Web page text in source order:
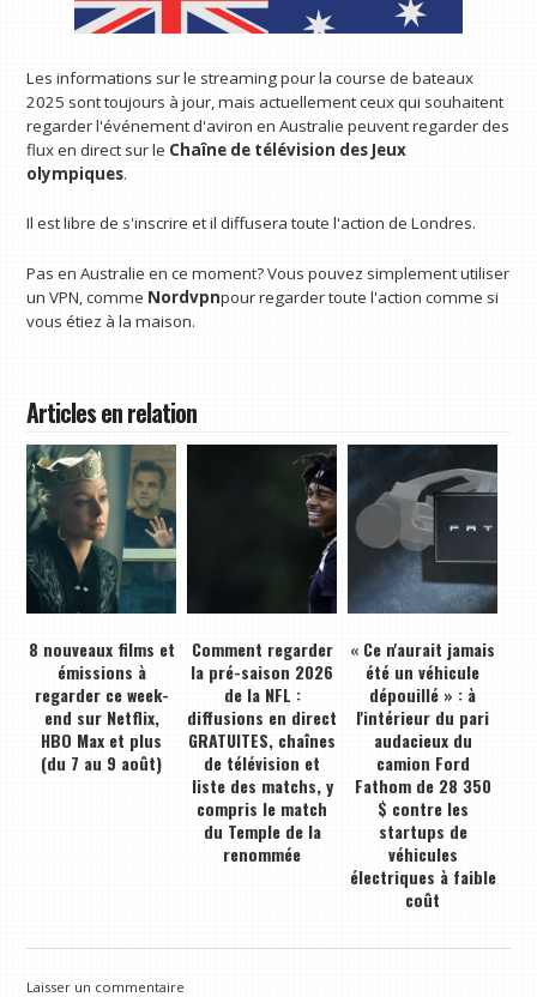
Les informations sur le streaming pour la course de bateaux
2025 sont toujours à jour, mais actuellement ceux qui souhaitent
regarder l'événement d'aviron en Australie peuvent regarder des
flux en direct sur le Chaîne de télévision des Jeux
olympiques.
Il est libre de s'inscrire et il diffusera toute l'action de Londres.
Pas en Australie en ce moment? Vous pouvez simplement utiliser
un VPN, comme Nordvpnpour regarder toute l'action comme si
vous étiez à la maison.
Articles en relation
8 nouveaux films et
émissions à
regarder ce week-
end sur Netflix,
HBO Max et plus
(du 7 au 9 août)
Comment regarder
la pré-saison 2026
de la NFL :
diffusions en direct
GRATUITES, chaînes
de télévision et
liste des matchs, y
compris le match
du Temple de la
renommée
« Ce n'aurait jamais
été un véhicule
dépouillé » : à
l'intérieur du pari
audacieux du
camion Ford
Fathom de 28 350
$ contre les
startups de
véhicules
électriques à faible
coût
Laisser un commentaire